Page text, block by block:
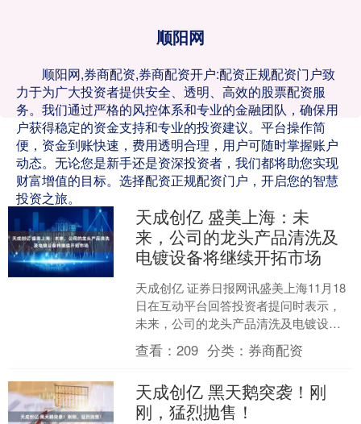
顺阳网
顺阳网,券商配资,券商配资开户:配资正规配资门户致
力于为广大投资者提供安全、透明、高效的股票配资服
务。我们通过严格的风控体系和专业的金融团队，确保用
户获得稳定的资金支持和专业的投资建议。平台操作简
便，资金到账快速，费用透明合理，用户可随时掌握账户
动态。无论您是新手还是资深投资者，我们都将助您实现
财富增值的目标。选择配资正规配资门户，开启您的智慧
投资之旅。
天成创亿 盛美上海：未
来，公司的龙头产品清洗及
电镀设备将继续开拓市场
天成创亿 证券日报网讯盛美上海11月18
日在互动平台回答投资者提问时表示，
未来，公司的龙头产品清洗及电镀设备
将继续开拓市场，有望获得50%～60%的
中国市场份额....
查看：209 分类： 券商配资
天成创亿 黑天鹅突袭！刚
刚，猛烈抛售！